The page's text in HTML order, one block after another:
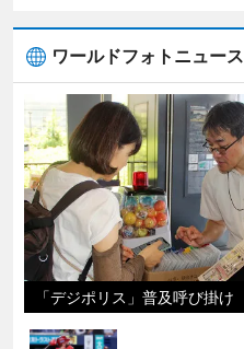
ワールドフォトニュース
「デジポリス」普及呼び掛け